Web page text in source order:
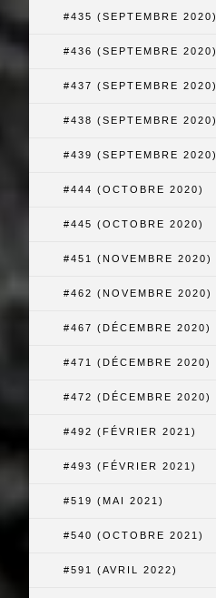
#435 (SEPTEMBRE 2020)
#436 (SEPTEMBRE 2020)
#437 (SEPTEMBRE 2020)
#438 (SEPTEMBRE 2020)
#439 (SEPTEMBRE 2020)
#444 (OCTOBRE 2020)
#445 (OCTOBRE 2020)
#451 (NOVEMBRE 2020)
#462 (NOVEMBRE 2020)
#467 (DÉCEMBRE 2020)
#471 (DÉCEMBRE 2020)
#472 (DÉCEMBRE 2020)
#492 (FÉVRIER 2021)
#493 (FÉVRIER 2021)
#519 (MAI 2021)
#540 (OCTOBRE 2021)
#591 (AVRIL 2022)